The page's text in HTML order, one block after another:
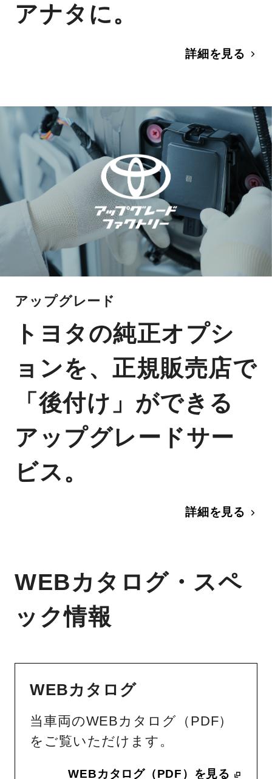
アナタに。
詳細を見る
アップグレード
トヨタの純正オプシ
ョンを、正規販売店で
「後付け」ができる
アップグレードサー
ビス。
詳細を見る
WEBカタログ・スペ
ック情報
WEBカタログ
当車両のWEBカタログ（PDF）
をご覧いただけます。
WEBカタログ（PDF）を見る